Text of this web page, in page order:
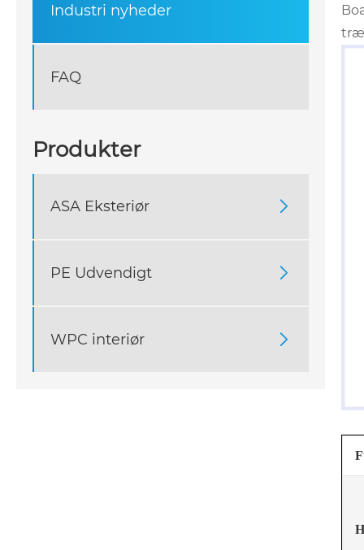
Industri nyheder
FAQ
Produkter
ASA Eksteriør 
PE Udvendigt 
WPC interiør 
træ